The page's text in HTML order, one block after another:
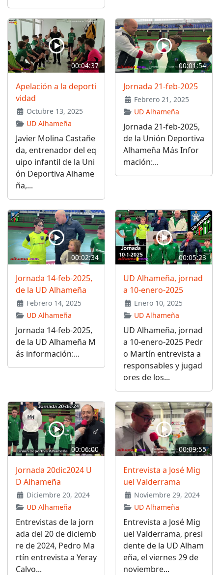
00:04:37
Apelación a la deporti
vidad
Octubre 13, 2025
UD Alhameña
Javier Molina Castañe
da, entrenador del eq
uipo infantil de la Uni
ón Deportiva Alhame
ña,...
00:01:54
Jornada 21-feb-2025
Febrero 21, 2025
UD Alhameña
Jornada 21-feb-2025,
de la Unión Deportiva
Alhameña Más Infor
mación:...
00:02:34
Jornada 14-feb-2025,
de la UD Alhameña
Febrero 14, 2025
UD Alhameña
Jornada 14-feb-2025,
de la UD Alhameña M
ás información:...
00:05:23
UD Alhameña, jornad
a 10-enero-2025
Enero 10, 2025
UD Alhameña
UD Alhameña, jornad
a 10-enero-2025 Pedr
o Martín entrevista a
responsables y jugad
ores de los...
00:06:00
Jornada 20dic2024 U
D Alhameña
Diciembre 20, 2024
UD Alhameña
Entrevistas de la jorn
ada del 20 de diciemb
re de 2024, Pedro Ma
rtín entrevista a Yeray
Calvo...
00:09:55
Entrevista a José Mig
uel Valderrama
Noviembre 29, 2024
UD Alhameña
Entrevista a José Mig
uel Valderrama, presi
dente de la UD Alham
eña, el viernes 29 de
noviembre...